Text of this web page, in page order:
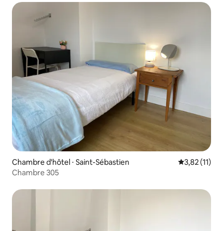
Chambre d'hôtel ⋅ Saint-Sébastien Évaluation
3,82 (11)
Chambre 305